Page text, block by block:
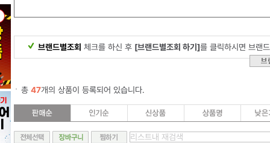
브랜드별조회 체크를 하신 후 [브랜드별조회 하기]를 클릭하시면 브랜
총 47개의 상품이 등록되어 있습니다.